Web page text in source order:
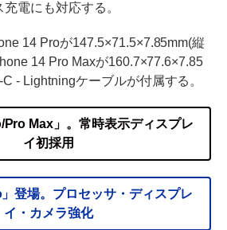
電にも対応する。
14 Proが147.5×71.5×7.85mm(縦
14 Pro Maxが160.7×77.6×7.85
- Lightningケーブルが付属する。
Pro Max」。常時表示ディスプレ
イ初採用
登場。プロセッサ・ディスプレ
イ・カメラ強化